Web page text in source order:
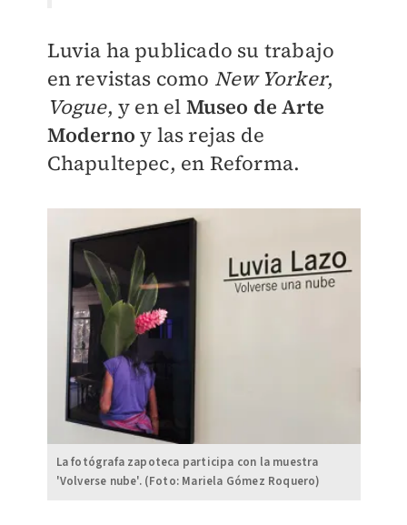
Luvia ha publicado su trabajo
en revistas como New Yorker,
Vogue, y en el Museo de Arte
Moderno y las rejas de
Chapultepec, en Reforma.
La fotógrafa zapoteca participa con la muestra
'Volverse nube'. (Foto: Mariela Gómez Roquero)